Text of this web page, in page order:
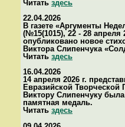
Читатьздесь
22.04.2026
В газете «Аргументы
(№15(1015), 22 - 28 апреля
опубликовано новое
Виктора Слипенчука
Читать здесь
16.04.2026
14 апреля 2026 г.
Евразийской Творческой
Виктору Слипенчуку
памятная медаль.
Читать здесь